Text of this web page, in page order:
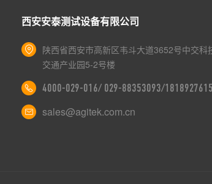
西安安泰测试设备有限公司
陕西省西安市高新区韦斗大道3652号中交科
交通产业园5-2号楼
4000-029-016/ 029-88353093/
sales@agitek.com.cn